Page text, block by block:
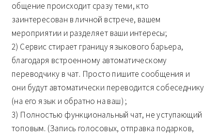
общение происходит сразу теми, кто
заинтересован в личной встрече, вашем
мероприятии и разделяет ваши интересы;
2) Сервис стирает границу языкового барьера,
благодаря встроенному автоматическому
переводчику в чат. Просто пишите сообщения и
они будут автоматически переводится собеседнику
(на его язык и обратно на ваш) ;
3) Полностью функциональный чат, не уступающий
топовым. (Запись голосовых, отправка подарков,